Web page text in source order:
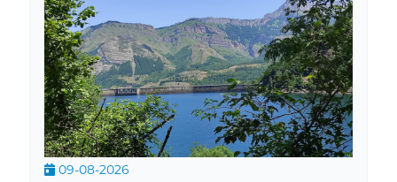
09-08-2026